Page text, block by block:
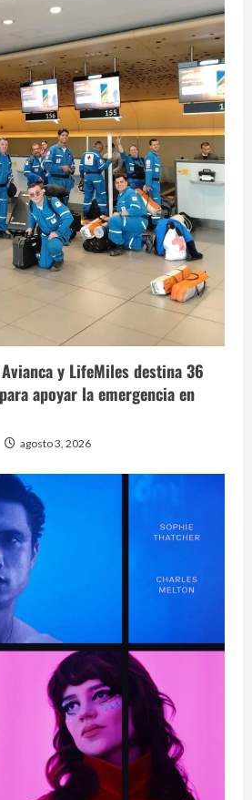
y LifeMiles destina 36
apoyar la emergencia en
agosto 3, 2026